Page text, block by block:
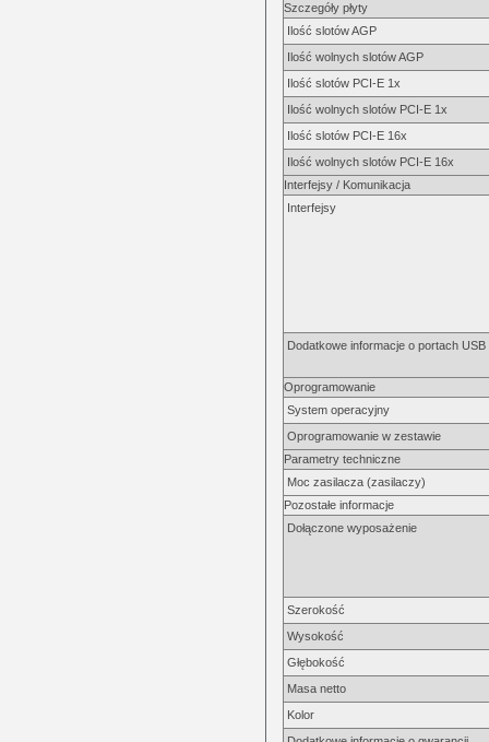
Szczegóły płyty
Ilość slotów AGP
Ilość wolnych slotów AGP
Ilość slotów PCI-E 1x
Ilość wolnych slotów PCI-E 1x
Ilość slotów PCI-E 16x
Ilość wolnych slotów PCI-E 16x
Interfejsy / Komunikacja
Interfejsy
Dodatkowe informacje o portach USB
Oprogramowanie
System operacyjny
Oprogramowanie w zestawie
Parametry techniczne
Moc zasilacza (zasilaczy)
Pozostałe informacje
Dołączone wyposażenie
Szerokość
Wysokość
Głębokość
Masa netto
Kolor